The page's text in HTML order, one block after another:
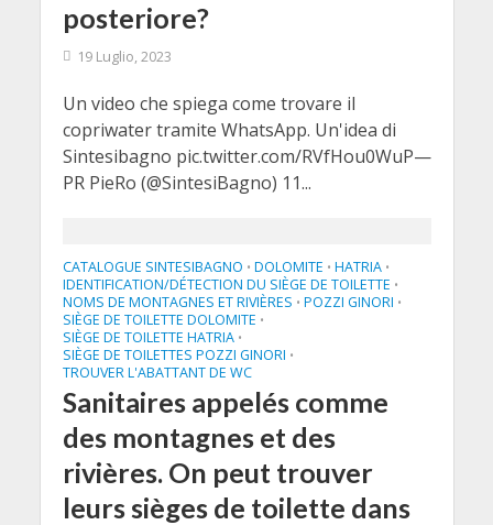
posteriore?
19 Luglio, 2023
Un video che spiega come trovare il
copriwater tramite WhatsApp. Un'idea di
Sintesibagno pic.twitter.com/RVfHou0WuP—
PR PieRo (@SintesiBagno) 11...
CATALOGUE SINTESIBAGNO • DOLOMITE • HATRIA •
IDENTIFICATION/DÉTECTION DU SIÈGE DE TOILETTE •
NOMS DE MONTAGNES ET RIVIÈRES • POZZI GINORI •
SIÈGE DE TOILETTE DOLOMITE •
SIÈGE DE TOILETTE HATRIA •
SIÈGE DE TOILETTES POZZI GINORI •
TROUVER L'ABATTANT DE WC
Sanitaires appelés comme
des montagnes et des
rivières. On peut trouver
leurs sièges de toilette dans